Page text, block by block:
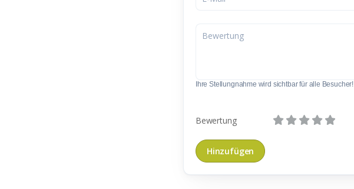
Ihre Stellungnahme wird sichtbar für alle Besucher!
Bewertung